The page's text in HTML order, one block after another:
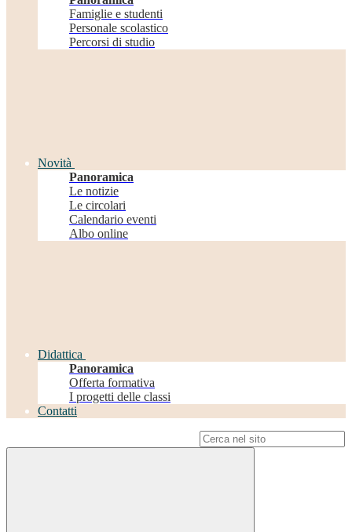
Famiglie e studenti
Personale scolastico
Percorsi di studio
Novità
Panoramica
Le notizie
Le circolari
Calendario eventi
Albo online
Didattica
Panoramica
Offerta formativa
I progetti delle classi
Contatti